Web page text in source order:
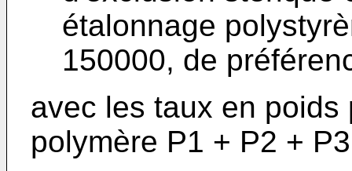
étalonnage
150000, de
avec les taux en
polymère P1 + P2 +